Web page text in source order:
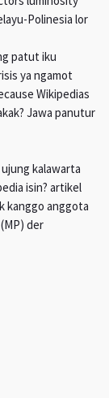
Polinesia lor
patut iku
ya ngamot
Wikipedias
Jawa panutur
kalawarta
isin? artikel
kanggo anggota
der